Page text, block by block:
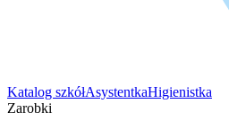
Katalog szkółAsystentkaHigienistka
Zarobki